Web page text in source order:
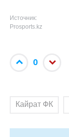
Источник:
Prosports.kz
0
Кайрат ФК